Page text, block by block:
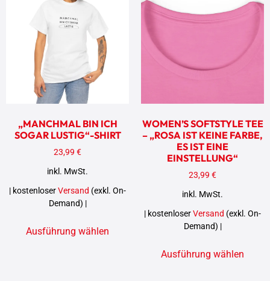
„MANCHMAL BIN ICH
SOGAR LUSTIG“-SHIRT
23,99 €
inkl. MwSt.
| kostenloserVersand (exkl. On-
Demand) |
Ausführung wählen
WOMEN’S SOFTSTYLE TEE
– „ROSA IST KEINE FARBE,
ES IST EINE
EINSTELLUNG“
23,99 €
inkl. MwSt.
| kostenloserVersand (exkl. On-
Demand) |
Ausführung wählen